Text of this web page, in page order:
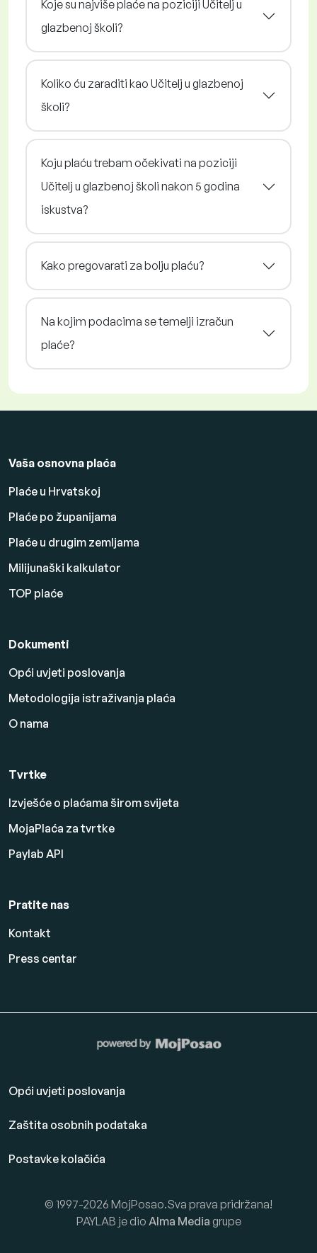
Koje su najviše plaće na poziciji Učitelj u
glazbenoj školi?
Koliko ću zaraditi kao Učitelj u glazbenoj
školi?
Koju plaću trebam očekivati na poziciji
Učitelj u glazbenoj školi nakon 5 godina
iskustva?
Kako pregovarati za bolju plaću?
Na kojim podacima se temelji izračun
plaće?
Vaša osnovna plaća
Plaće u Hrvatskoj
Plaće po županijama
Plaće u drugim zemljama
Milijunaški kalkulator
TOP plaće
Dokumenti
Opći uvjeti poslovanja
Metodologija istraživanja plaća
O nama
Tvrtke
Izvješće o plaćama širom svijeta
MojaPlaća za tvrtke
Paylab API
Pratite nas
Kontakt
Press centar
Opći uvjeti poslovanja
Zaštita osobnih podataka
Postavke kolačića
© 1997-2026 MojPosao.Sva prava pridržana!
PAYLAB je dio Alma Media grupe